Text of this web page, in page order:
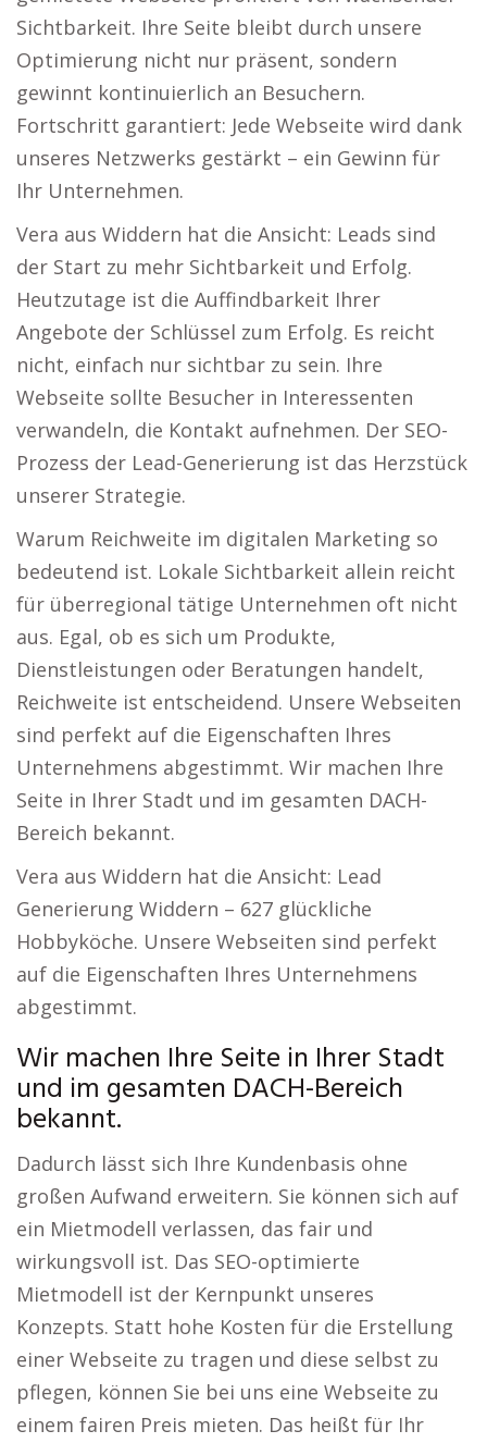
Sichtbarkeit. Ihre Seite bleibt durch unsere
Optimierung nicht nur präsent, sondern
gewinnt kontinuierlich an Besuchern.
Fortschritt garantiert: Jede Webseite wird dank
unseres Netzwerks gestärkt – ein Gewinn für
Ihr Unternehmen.
Vera aus Widdern hat die Ansicht: Leads sind
der Start zu mehr Sichtbarkeit und Erfolg.
Heutzutage ist die Auffindbarkeit Ihrer
Angebote der Schlüssel zum Erfolg. Es reicht
nicht, einfach nur sichtbar zu sein. Ihre
Webseite sollte Besucher in Interessenten
verwandeln, die Kontakt aufnehmen. Der SEO-
Prozess der Lead-Generierung ist das Herzstück
unserer Strategie.
Warum Reichweite im digitalen Marketing so
bedeutend ist. Lokale Sichtbarkeit allein reicht
für überregional tätige Unternehmen oft nicht
aus. Egal, ob es sich um Produkte,
Dienstleistungen oder Beratungen handelt,
Reichweite ist entscheidend. Unsere Webseiten
sind perfekt auf die Eigenschaften Ihres
Unternehmens abgestimmt. Wir machen Ihre
Seite in Ihrer Stadt und im gesamten DACH-
Bereich bekannt.
Vera aus Widdern hat die Ansicht: Lead
Generierung Widdern – 627 glückliche
Hobbyköche. Unsere Webseiten sind perfekt
auf die Eigenschaften Ihres Unternehmens
abgestimmt.
Wir machen Ihre Seite in Ihrer Stadt
und im gesamten DACH-Bereich
bekannt.
Dadurch lässt sich Ihre Kundenbasis ohne
großen Aufwand erweitern. Sie können sich auf
ein Mietmodell verlassen, das fair und
wirkungsvoll ist. Das SEO-optimierte
Mietmodell ist der Kernpunkt unseres
Konzepts. Statt hohe Kosten für die Erstellung
einer Webseite zu tragen und diese selbst zu
pflegen, können Sie bei uns eine Webseite zu
einem fairen Preis mieten. Das heißt für Ihr